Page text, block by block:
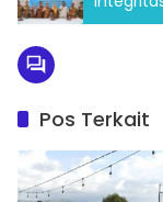
Pos Terkait